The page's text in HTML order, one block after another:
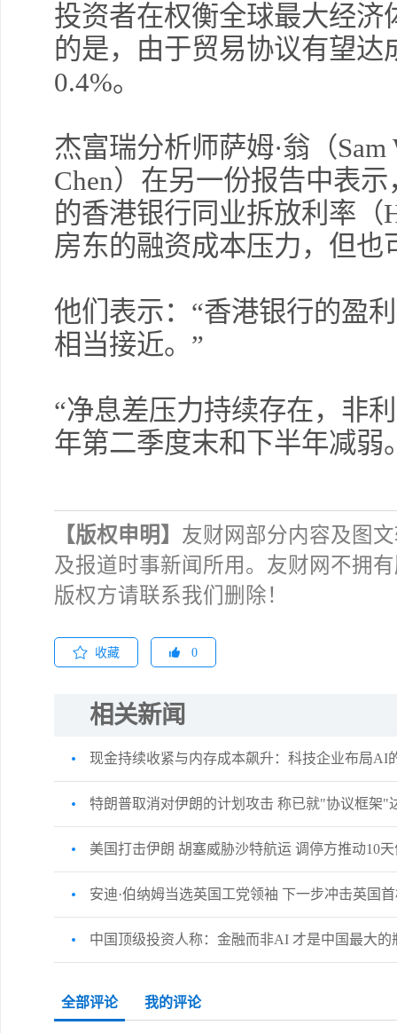
投资者在权衡全球最大经
的是，由于贸易协议有望
0.4%。
杰富瑞分析师萨姆·翁（
Chen）在另一份报告中表
的香港银行同业拆放利率
房东的融资成本压力，但
他们表示：“香港银行的盈
相当接近。”
“净息差压力持续存在，非
年第二季度末和下半年减弱
【版权申明】 友财网部分内容及图
及报道时事新闻所用。友财网不拥
版权方请联系我们删除！
收藏 0
相关新闻
现金持续收紧与内存成本飙升：科技企业布局AI
特朗普取消对伊朗的计划攻击 称已就"协议框架"
美国打击伊朗 胡塞威胁沙特航运 调停方推动10
安迪·伯纳姆当选英国工党领袖 下一步冲击英国
中国顶级投资人称：金融而非AI 才是中国最大的
全部评论 我的评论